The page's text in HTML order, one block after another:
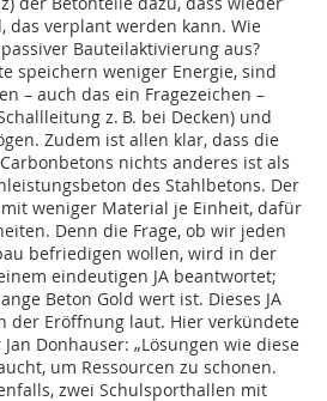
verplant werden kann. Wie
Bauteilaktivierung aus?
speichern weniger Energie, sind
– auch das ein Fragezeichen –
z. B. bei Decken) und
Zudem ist allen klar, dass die
nichts anderes ist als
des Stahlbetons. Der
weniger Material je Einheit, dafür
Denn die Frage, ob wir jeden
befriedigen wollen, wird in der
eindeutigen JA beantwortet;
Beton Gold wert ist. Dieses JA
der Eröffnung laut. Hier verkündete
Donhauser: „Lösungen wie diese
um Ressourcen zu schonen.
zwei Schulsporthallen mit